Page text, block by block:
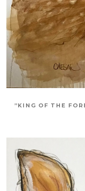
”KING OF THE